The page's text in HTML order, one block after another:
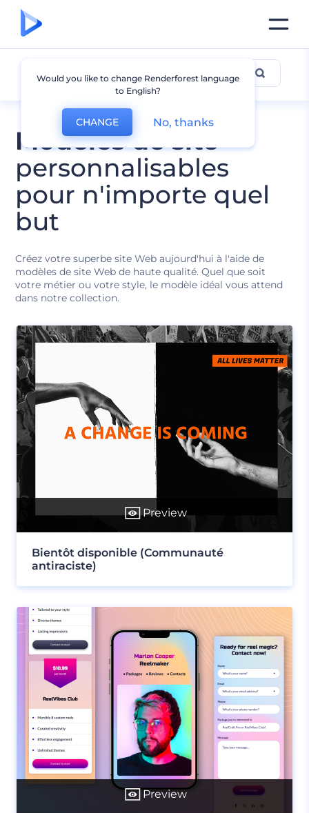
Modèles de site
personnalisables
pour n'importe quel
but
Créez votre superbe site Web aujourd'hui à l'aide de
modèles de site Web de haute qualité. Quel que soit
votre métier ou votre style, le modèle idéal vous attend
dans notre collection.
Tous les Modèles
Preview
Bientôt disponible (Communauté
antiraciste)
Preview
Would you like to change Renderforest language
to English?
CHANGE No, thanks